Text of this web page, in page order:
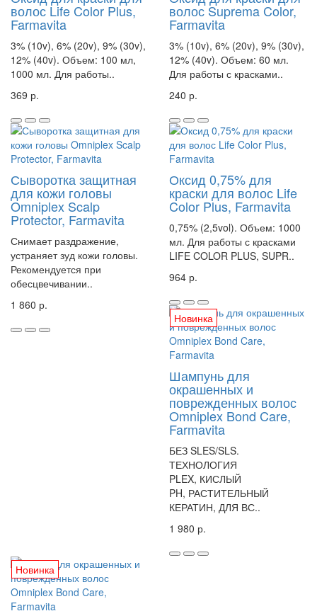
волос Life Color Plus,
Farmavita
3% (10v), 6% (20v), 9% (30v),
12% (40v). Объем: 100 мл,
1000 мл. Для работы..
369 р.
волос Suprema Color,
Farmavita
3% (10v), 6% (20v), 9% (30v),
12% (40v). Объем: 60 мл.
Для работы с красками..
240 р.
Сыворотка защитная
для кожи головы
Omniplex Scalp
Protector, Farmavita
Снимает раздражение,
устраняет зуд кожи головы.
Рекомендуется при
обесцвечивании..
1 860 р.
Оксид 0,75% для
краски для волос Life
Color Plus, Farmavita
0,75% (2,5vol). Объем: 1000
мл. Для работы с красками
LIFE COLOR PLUS, SUPR..
964 р.
Новинка
Шампунь для
окрашенных и
поврежденных волос
Omniplex Bond Care,
Farmavita
БЕЗ SLES/SLS.
ТЕХНОЛОГИЯ
PLEX, КИСЛЫЙ
PH, РАСТИТЕЛЬНЫЙ
КЕРАТИН, ДЛЯ ВС..
1 980 р.
Новинка